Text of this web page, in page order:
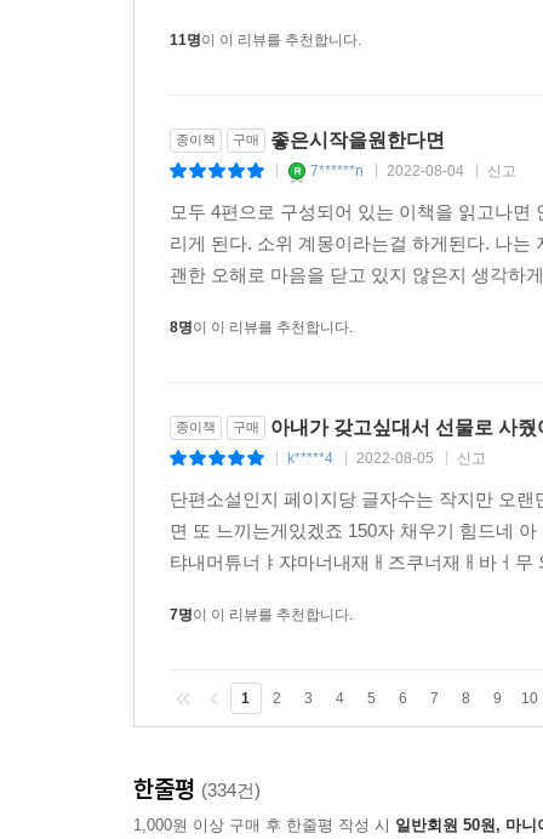
11명이 이 리뷰를 추천합니다.
종이책 구매 좋은시작을원한다면
7******n 2022-08-04 신고
모두 4편으로 구성되어 있는 이책을 읽고나
리게 된다. 소위 계몽이라는걸 하게된다. 나
괜한 오해로 마음을 닫고 있지 않은지 생각하
8명이 이 리뷰를 추천합니다.
종이책 구매 아내가 갖고싶대서 선물로 사줬
k*****4 2022-08-05 신고
단편소설인지 페이지당 글자수는 작지만 오
면 또 느끼는게있겠죠 150자 채우기 힘드네
탸내머튜너ㅑ쟈마너내재ㅐ즈쿠너재ㅐ바ㅓ
7명이 이 리뷰를 추천합니다.
1 2 3 4 5 6 7 8 9 10
한줄평 (334건)
1,000원 이상 구매 후 한줄평 작성 시 일반회원 50원, 마니